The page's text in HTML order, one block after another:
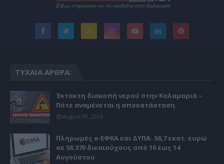
ΤΥΧΑΊΑ ΆΡΘΡΑ:
Έκτακτη διακοπή νερού στην Καλαμαριά –
Πότε αναμένεται η αποκατάσταση
August 09, 2026
Πληρωμές e-ΕΦΚΑ και ΔΥΠΑ: 56,7 εκατ. ευρώ
σε 58.370 δικαιούχους από 10 έως 14
Αυγούστου